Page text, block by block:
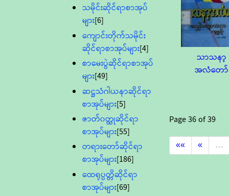
သမိုင်းဆိုင်ရာစာအုပ်
များ[6]
ကျောင်းတိုက်သမိုင်း
ဆိုင်ရာစာအုပ်များ[4]
စာမေးပွဲဆိုင်ရာစာအုပ်
များ[49]
ဆဋ္ဌသံဂါယနာဆိုင်ရာ
စာအုပ်များ[5]
ဇာတ်၀တ္ထုဆိုင်ရာ
စာအုပ်များ[55]
တရားတော်ဆိုင်ရာ
စာအုပ်များ[186]
ထေရုပ္ပတ္တိဆိုင်ရာ
စာအုပ်များ[69]
သာသနာ့
အလံတော်
Page36of39
««
« …